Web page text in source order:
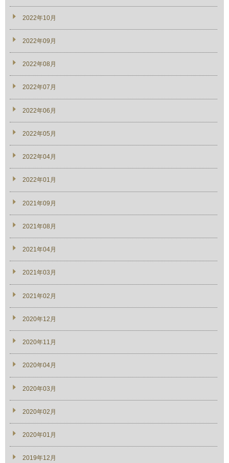
2022年10月
2022年09月
2022年08月
2022年07月
2022年06月
2022年05月
2022年04月
2022年01月
2021年09月
2021年08月
2021年04月
2021年03月
2021年02月
2020年12月
2020年11月
2020年04月
2020年03月
2020年02月
2020年01月
2019年12月